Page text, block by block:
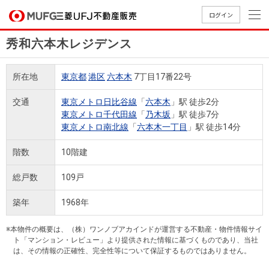
ログイン
買いたいTOP
中古
マン
ショ
ンを
探す
新
中古
一戸
建て
売りたいTOP
無
査
定
売
相
談
AI
店舗案内TOP
店舗のご
案内（首
都圏）
店舗のご
古屋）
店舗のご
西）
会社情報TOP
ごあいさ
つ
会社概
MUFG
経営ビジ
ョン
組織図
役員一
覧
採用情報TOP
新卒採用
情報
キャリア
買いたい
売りたい
会社情報
法人のお客さま
秀和六本木レジデンス
所在地 東京都港区六本木 7丁目17番22号
交通 東京メトロ日比谷線 「六本木 」駅 徒歩2分
東京メトロ千代田線 「 乃木坂 」駅 徒歩7分
東京メトロ南北線 「六本木一丁目 」駅 徒歩14分
階数 10階建
総戸数 109戸
築年 1968年
※本物件の概要は、（株）ワンノブアカインドが運営する不動産・物件情報サイ
ト「マンション・レビュー」より提供された情報に基づくものであり、当社
は、その情報の正確性、完全性等について保証するものではありません。